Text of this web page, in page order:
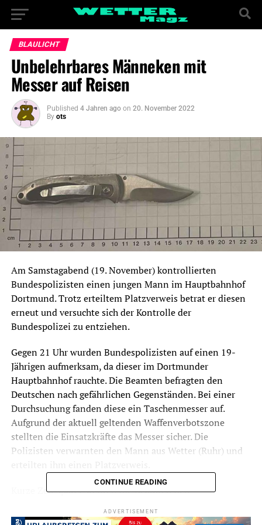
BLAULICHT
Unbelehrbares Männeken mit
Messer auf Reisen
Published 4 Jahren ago on 20. November 2022
By ots
Am Samstagabend (19. November) kontrollierten
Bundespolizisten einen jungen Mann im Hauptbahnhof
Dortmund. Trotz erteiltem Platzverweis betrat er diesen
erneut und versuchte sich der Kontrolle der
Bundespolizei zu entziehen.
Gegen 21 Uhr wurden Bundespolizisten auf einen 19-
Jährigen aufmerksam, da dieser im Dortmunder
Hauptbahnhof rauchte. Die Beamten befragten den
Deutschen nach gefährlichen Gegenständen. Bei einer
Durchsuchung fanden diese ein Taschenmesser auf.
Aufgrund der aktuell geltenden Waffenverbotszone
stellten die Einsatzkräfte das Messer sicher. Die
Polizisten verwarnten den Mann aus Wetter (Ruhr) und
Kurze Zeit später stellten die Beamten den
vorübergehende Betretungsverbot hin. Als er dann den
CONTINUE READING
ADVERTISEMENT